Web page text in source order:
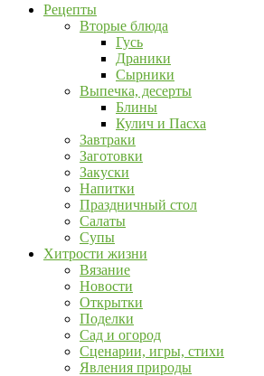
Рецепты
Вторые блюда
Гусь
Драники
Сырники
Выпечка, десерты
Блины
Кулич и Пасха
Завтраки
Заготовки
Закуски
Напитки
Праздничный стол
Салаты
Супы
Хитрости жизни
Вязание
Новости
Открытки
Поделки
Сад и огород
Сценарии, игры, стихи
Явления природы